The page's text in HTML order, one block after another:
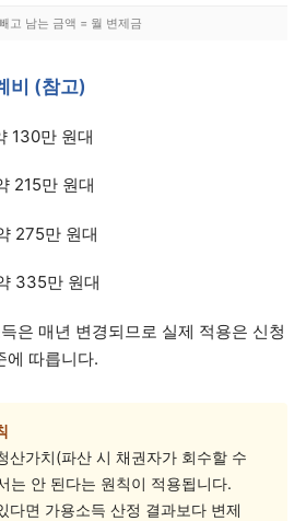
고 남는 금액 = 월 변제금
비 (참고)
130만 원대
215만 원대
275만 원대
335만 원대
은 매년 변경되므로 실제 적용은 신청
에 따릅니다.
산가치(파산 시 채권자가 회수할 수
는 안 된다는 원칙이 적용됩니다.
다면 가용소득 산정 결과보다 변제